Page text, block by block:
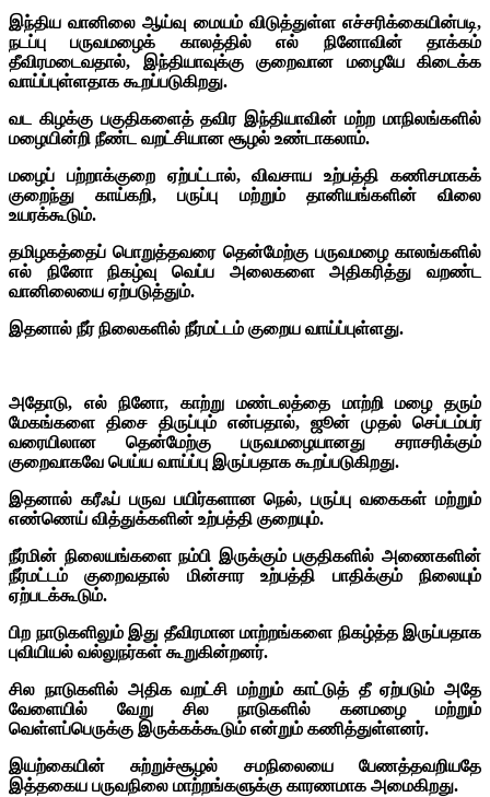
இந்திய வானிலை ஆய்வு மையம் விடுத்துள்ள எச்சரிக்கையின்படி,
நடப்பு பருவமழைக் காலத்தில்எல் நினோவின் தாக்கம்
தீவிரமடைவதால், இந்தியாவுக்கு குறைவான மழையே கிடைக்க
வாய்ப்புள்ளதாக கூறப்படுகிறது.
வட கிழக்கு பகுதிகளைத் தவிர இந்தியாவின் மற்ற மாநிலங்களில்
மழையின்றி நீண்ட வறட்சியான சூழல் உண்டாகலாம்.
மழைப் பற்றாக்குறை ஏற்பட்டால், விவசாய உற்பத்தி கணிசமாகக்
குறைந்து காய்கறி, பருப்பு மற்றும் தானியங்களின் விலை
உயரக்கூடும்.
தமிழகத்தைப் பொறுத்தவரை தென்மேற்கு பருவமழை காலங்களில்
எல் நினோ நிகழ்வு வெப்ப அலைகளை அதிகரித்து வறண்ட
வானிலையை ஏற்படுத்தும்.
இதனால் நீர் நிலைகளில் நீர்மட்டம் குறைய வாய்ப்புள்ளது.
அதோடு, எல் நினோ, காற்று மண்டலத்தை மாற்றி மழை தரும்
மேகங்களை திசை திருப்பும் என்பதால், ஜூன் முதல் செப்டம்பர்
வரையிலான தென்மேற்கு பருவமழையானது சராசரிக்கும்
குறைவாகவே பெய்ய வாய்ப்பு இருப்பதாக கூறப்படுகிறது.
இதனால் கரீஃப் பருவ பயிர்களான நெல், பருப்பு வகைகள் மற்றும்
எண்ணெய் வித்துக்களின் உற்பத்தி குறையும்.
நீர்மின் நிலையங்களை நம்பி இருக்கும் பகுதிகளில் அணைகளின்
நீர்மட்டம் குறைவதால் மின்சார உற்பத்தி பாதிக்கும் நிலையும்
ஏற்படக்கூடும்.
பிற நாடுகளிலும் இது தீவிரமான மாற்றங்களை நிகழ்த்த இருப்பதாக
புவியியல் வல்லுநர்கள் கூறுகின்றனர்.
சில நாடுகளில் அதிக வறட்சி மற்றும் காட்டுத் தீ ஏற்படும் அதே
வேளையில் வேறு சில நாடுகளில் கனமழை மற்றும்
வெள்ளப்பெருக்கு இருக்கக்கூடும் என்றும் கணித்துள்ளனர்.
இயற்கையின் சுற்றுச்சூழல் சமநிலையை பேணத்தவறியதே
இத்தகைய பருவநிலை மாற்றங்களுக்கு காரணமாக அமைகிறது.